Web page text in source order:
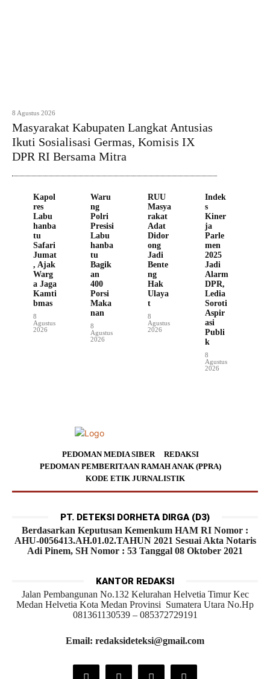
8 Agustus 2026
Masyarakat Kabupaten Langkat Antusias
Ikuti Sosialisasi Germas, Komisis IX
DPR RI Bersama Mitra
Kapol
res
Labu
hanba
tu
Safari
Jumat
, Ajak
Warg
a Jaga
Kamti
bmas
8
Agustus
2026
Waru
ng
Polri
Presisi
Labu
hanba
tu
Bagik
an
400
Porsi
Maka
nan
8
Agustus
2026
RUU
Masya
rakat
Adat
Didor
ong
Jadi
Bente
ng
Hak
Ulaya
t
8
Agustus
2026
Indek
s
Kiner
ja
Parle
men
2025
Jadi
Alarm
DPR,
Ledia
Soroti
Aspir
asi
Publi
k
8
Agustus
2026
PEDOMAN MEDIA SIBER
REDAKSI
PEDOMAN PEMBERITAAN RAMAH ANAK (PPRA)
KODE ETIK JURNALISTIK
PT. DETEKSI DORHETA DIRGA (D3)
Berdasarkan Keputusan Kemenkum HAM RI Nomor :
AHU-0056413.AH.01.02.TAHUN 2021 Sesuai Akta Notaris
Adi Pinem, SH Nomor : 53 Tanggal 08 Oktober 2021
KANTOR REDAKSI
Jalan Pembangunan No.132 Kelurahan Helvetia Timur Kec
Medan Helvetia Kota Medan Provinsi Sumatera Utara No.Hp
081361130539 – 085372729191
Email: redaksideteksi@gmail.com